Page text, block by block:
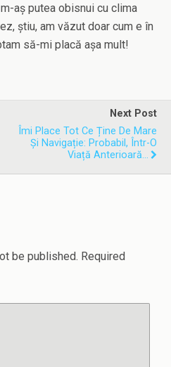
aș putea obisnui cu clima
știu, am văzut doar cum e în
să-mi placă așa mult!
Next Post
Îmi Place Tot Ce Ține De Mare
Și Navigație: Probabil, Într-O
Viață Anterioară...
be published. Required